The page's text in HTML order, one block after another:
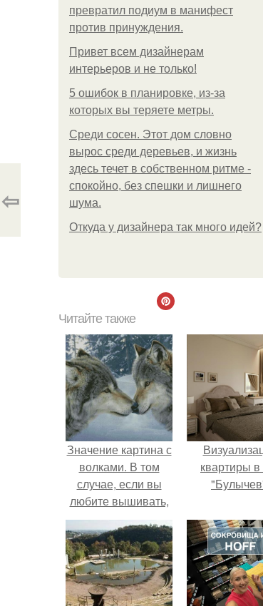
превратил подиум в манифест
против принуждения.
Привет всем дизайнерам
интерьеров и не только!
5 ошибок в планировке, из-за
которых вы теряете метры.
Среди сосен. Этот дом словно
вырос среди деревьев, и жизнь
здесь течет в собственном ритме -
спокойно, без спешки и лишнего
шума.
Откуда у дизайнера так много идей?
⇦
Читайте также
Значение картина с
волками. В том
случае, если вы
любите вышивать,
то наверняка
задумывались о
том, что означает та
или иная вышитая
вами картина.
квартиры